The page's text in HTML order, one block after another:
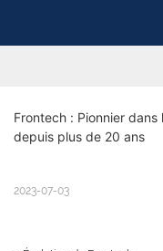
Frontech : Pionnier
depuis plus de 20 ans
2023-07-03